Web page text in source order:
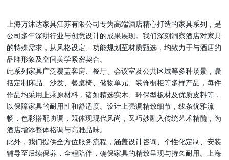
上海万沐达家具江苏有限公司专为高端酒店精心打造的家具系列，是
公司多年深耕行业与创意设计的成果展现。我们深刻洞察酒店对家具
的特殊需求，从风格设定、功能规划至材质甄选，均致力于与酒店的
品牌形象及空间美学紧密契合。
此系列家具广泛覆盖客房、餐厅、会议室及公共区域等多种场景，囊
括定制床品、沙发、餐桌椅、储物单元、装饰橱柜等多样产品，每件
作品均采用上乘原材料，诸如精选实木、环保型板材及优质皮料等，
以保障家具的耐用性和舒适度。设计上强调精致细节，线条优雅流
畅，色彩搭配协调，既体现现代风尚，又巧妙融入传统艺术精髓，为
酒店增添整体格调与高雅品味。
此外，我们提供全方位服务流程，涵盖设计咨询、个性化定制、安装
辅导至后续保养，全程陪伴，确保家具的精致呈现与持久耐用。上海